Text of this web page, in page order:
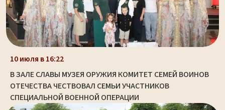
10 июля в 16:22
В ЗАЛЕ СЛАВЫ МУЗЕЯ ОРУЖИЯ КОМИТЕТ СЕМЕЙ ВОИНОВ
ОТЕЧЕСТВА ЧЕСТВОВАЛ СЕМЬИ УЧАСТНИКОВ
СПЕЦИАЛЬНОЙ ВОЕННОЙ ОПЕРАЦИИ